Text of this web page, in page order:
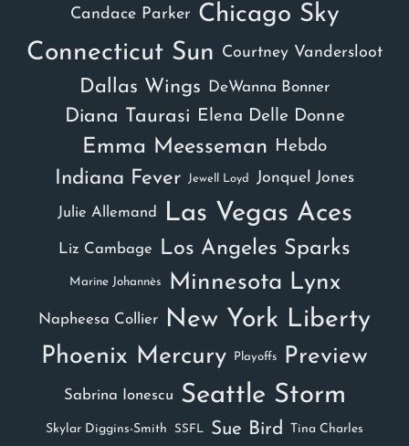
Candace Parker Chicago Sky
Connecticut Sun
Courtney Vandersloot
Dallas Wings DeWanna Bonner
Diana Taurasi Elena Delle Donne
Emma Meesseman Hebdo
Indiana Fever Jewell Loyd Jonquel Jones
Julie Allemand Las Vegas Aces
Liz Cambage Los Angeles Sparks
Marine Johannès Minnesota Lynx
Napheesa Collier New York Liberty
Phoenix Mercury Playoffs Preview
Sabrina Ionescu Seattle Storm
Skylar Diggins-Smith SSFL Sue Bird Tina Charles